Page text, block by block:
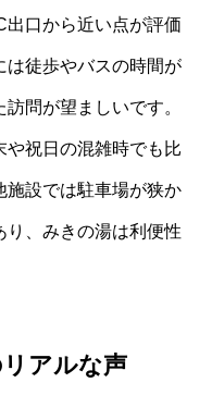
出口から近い点が評価
は徒歩やバスの時間が
問が望ましいです。
や祝日の混雑時でも比
施設では駐車場が狭か
り、みきの湯は利便性
アルな声